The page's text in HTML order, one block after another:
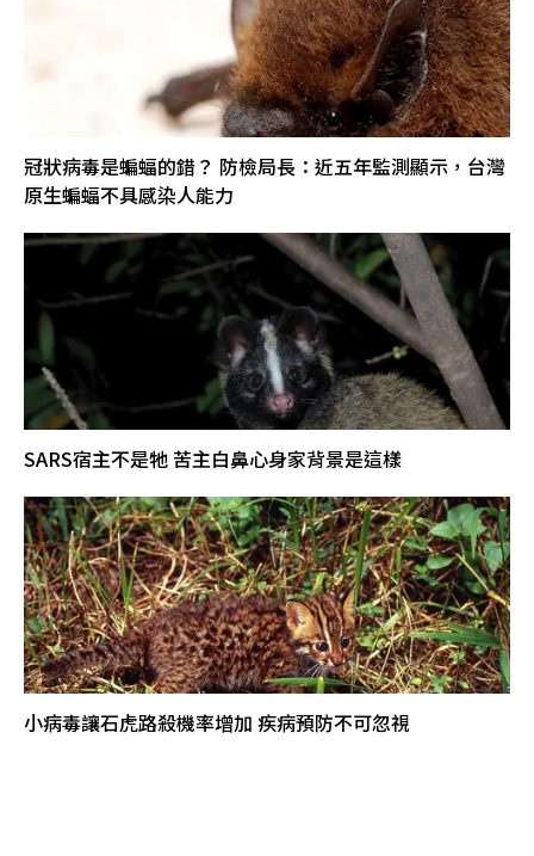
冠狀病毒是蝙蝠的錯？ 防檢局長：近五年監測顯示，台灣
原生蝙蝠不具感染人能力
SARS宿主不是牠 苦主白鼻心身家背景是這樣
小病毒讓石虎路殺機率增加 疾病預防不可忽視